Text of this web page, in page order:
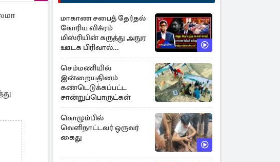
மாகாண சபைத் தேர்தல்
கோரிய விக்ரம்
மிஸ்ரியின் கருத்து அநுர
ஊடக பிரிவால்
அமுக்கப்பட்டது ஏன்...!
செம்மணியில்
இன்றையதினம்
கண்டெடுக்கப்பட்ட
சான்றுப்பொருட்கள்
கொழும்பில்
வெளிநாட்டவர் ஒருவர்
கைது